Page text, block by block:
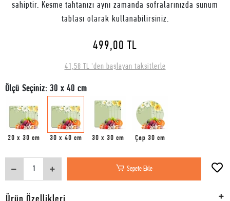
sahiptir. Kesme tahtanızı aynı zamanda sofralarınızda sunum
tablası olarak kullanabilirsiniz.
499,00 TL
41,58 TL 'den başlayan taksitlerle
Ölçü Seçiniz: 30 x 40 cm
20 x 30 cm 30 x 40 cm 30 x 30 cm Çap 30 cm
Sepete Ekle